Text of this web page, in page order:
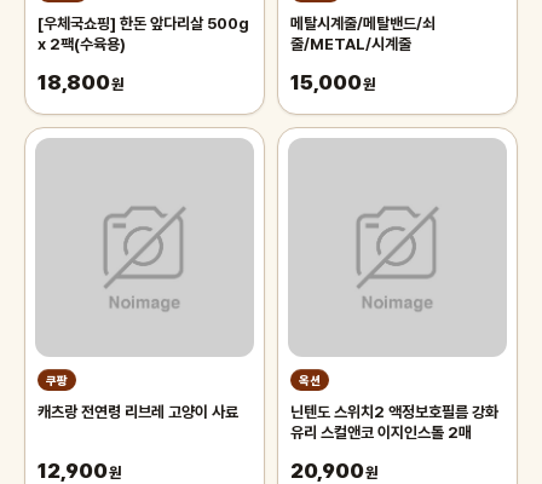
[우체국쇼핑] 한돈 앞다리살 500g
x 2팩(수육용)
18,800원
메탈시계줄/메탈밴드/쇠
줄/METAL/시계줄
15,000원
쿠팡
캐츠랑 전연령 리브레 고양이 사료
12,900원
옥션
닌텐도 스위치2 액정보호필름 강화
유리 스컬앤코 이지인스톨 2매
20,900원